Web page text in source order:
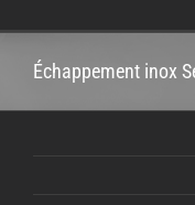
Échappement inox